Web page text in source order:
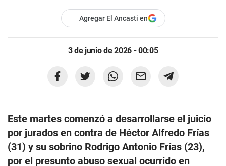
Agregar El Ancasti en
3 de junio de 2026 - 00:05
Este martes comenzó a desarrollarse el juicio
por jurados en contra de Héctor Alfredo Frías
(31) y su sobrino Rodrigo Antonio Frías (23),
por el presunto abuso sexual ocurrido en